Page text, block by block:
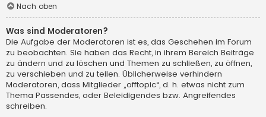
Nach oben
Was sind Moderatoren?
Die Aufgabe der Moderatoren ist es, das Geschehen im Forum
zu beobachten. Sie haben das Recht, in ihrem Bereich Beiträge
zu ändern und zu löschen und Themen zu schließen, zu öffnen,
zu verschieben und zu teilen. Üblicherweise verhindern
Moderatoren, dass Mitglieder „offtopic“, d. h. etwas nicht zum
Thema Passendes, oder Beleidigendes bzw. Angreifendes
schreiben.